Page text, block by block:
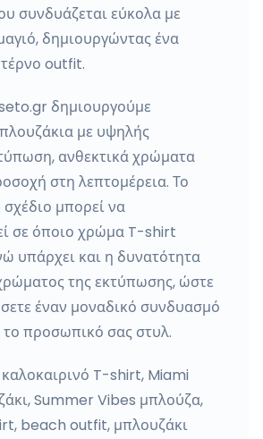
συνδυάζεται εύκολα με
δημιουργώντας ένα
outfit.
δημιουργούμε
με υψηλής
ανθεκτικά χρώματα
στη λεπτομέρεια. Το
μπορεί να
σε όποιο χρώμα T-shirt
υπάρχει και η δυνατότητα
της εκτύπωσης, ώστε
έναν μοναδικό συνδυασμό
προσωπικό σας στυλ.
T-shirt, Miami
Summer Vibes μπλούζα,
beach outfit, μπλουζάκι